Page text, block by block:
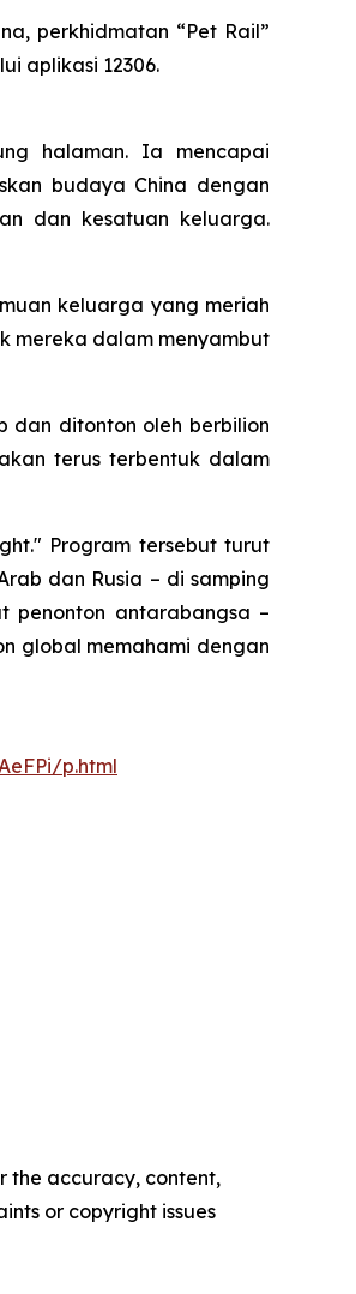
perkhidmatan “Pet Rail”
aplikasi 12306.
halaman. Ia mencapai
budaya China dengan
dan kesatuan keluarga.
keluarga yang meriah
mereka dalam menyambut
dan ditonton oleh berbilion
terus terbentuk dalam
Program tersebut turut
dan Rusia – di samping
penonton antarabangsa –
global memahami dengan
p.html
the accuracy, content,
or copyright issues